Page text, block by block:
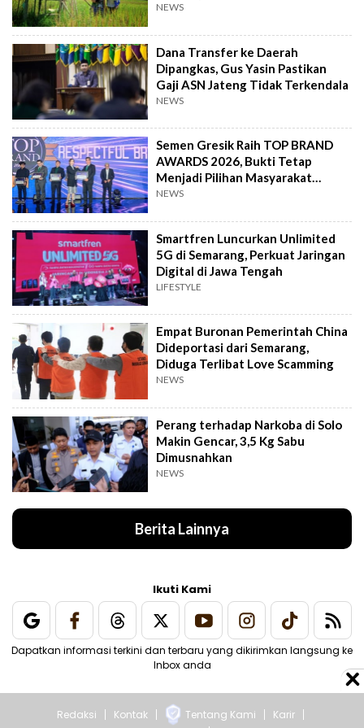
NEWS
Dana Transfer ke Daerah
Dipangkas, Gus Yasin Pastikan
Gaji ASN Jateng Tidak Terkendala
NEWS
Semen Gresik Raih TOP BRAND
AWARDS 2026, Bukti Tetap
Menjadi Pilihan Masyarakat
Indonesia
NEWS
Smartfren Luncurkan Unlimited
5G di Semarang, Perkuat Jaringan
Digital di Jawa Tengah
LIFESTYLE
Empat Buronan Pemerintah China
Dideportasi dari Semarang,
Diduga Terlibat Love Scamming
NEWS
Perang terhadap Narkoba di Solo
Makin Gencar, 3,5 Kg Sabu
Dimusnahkan
NEWS
Berita Lainnya
Ikuti Kami
Dapatkan informasi terkini dan terbaru yang dikirimkan langsung ke
Inbox anda
Redaksi Kontak Tentang Kami
Karir